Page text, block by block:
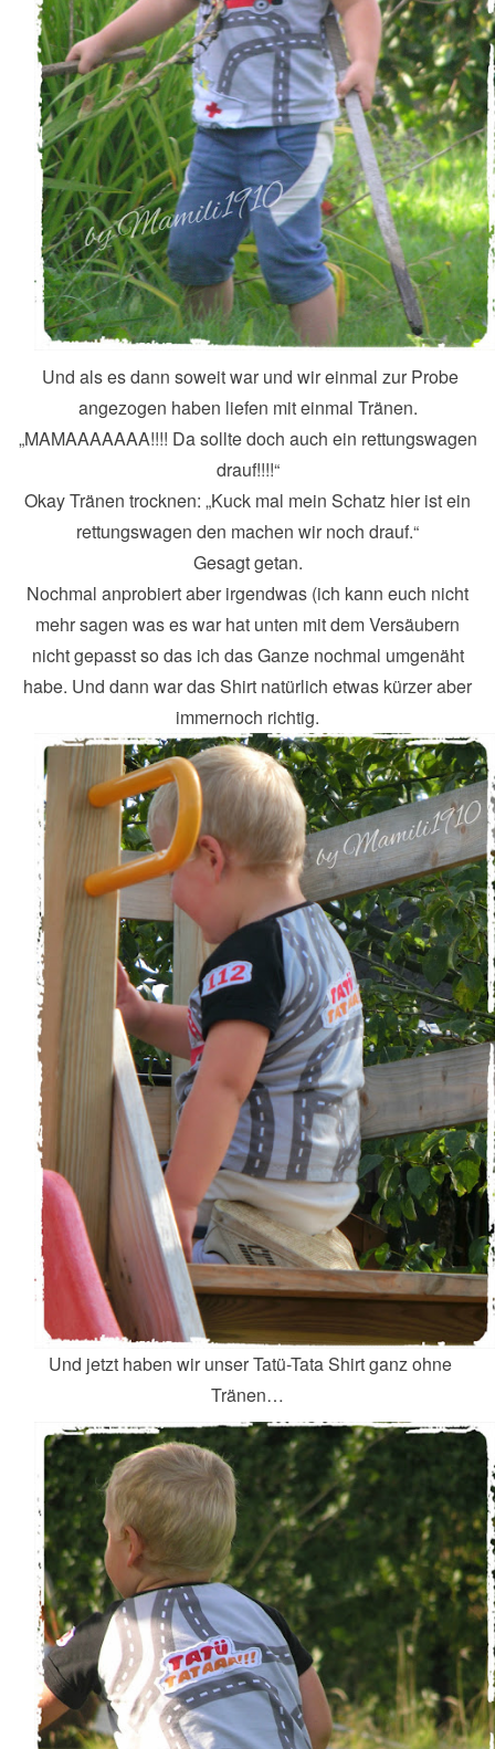
Und als es dann soweit war und wir einmal zur Probe
angezogen haben liefen mit einmal Tränen.
„MAMAAAAAAA!!!! Da sollte doch auch ein rettungswagen
drauf!!!!“
Okay Tränen trocknen: „Kuck mal mein Schatz hier ist ein
rettungswagen den machen wir noch drauf.“
Gesagt getan.
Nochmal anprobiert aber irgendwas (ich kann euch nicht
mehr sagen was es war hat unten mit dem Versäubern
nicht gepasst so das ich das Ganze nochmal umgenäht
habe. Und dann war das Shirt natürlich etwas kürzer aber
immernoch richtig.
Und jetzt haben wir unser Tatü-Tata Shirt ganz ohne
Tränen…